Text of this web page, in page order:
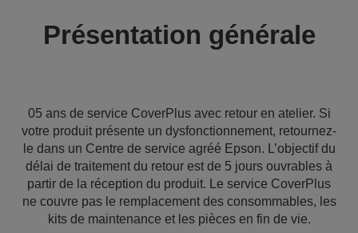
Présentation générale
05 ans de service CoverPlus avec retour en atelier. Si
votre produit présente un dysfonctionnement, retournez-
le dans un Centre de service agréé Epson. L’objectif du
délai de traitement du retour est de 5 jours ouvrables à
partir de la réception du produit. Le service CoverPlus
ne couvre pas le remplacement des consommables, les
kits de maintenance et les pièces en fin de vie.